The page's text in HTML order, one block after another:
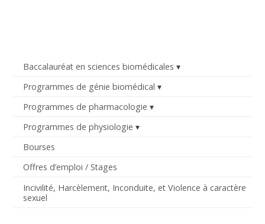
Baccalauréat en sciences biomédicales
Programmes de génie biomédical
Programmes de pharmacologie
Programmes de physiologie
Bourses
Offres d’emploi / Stages
Incivilité, Harcèlement, Inconduite, et Violence à caractère
sexuel